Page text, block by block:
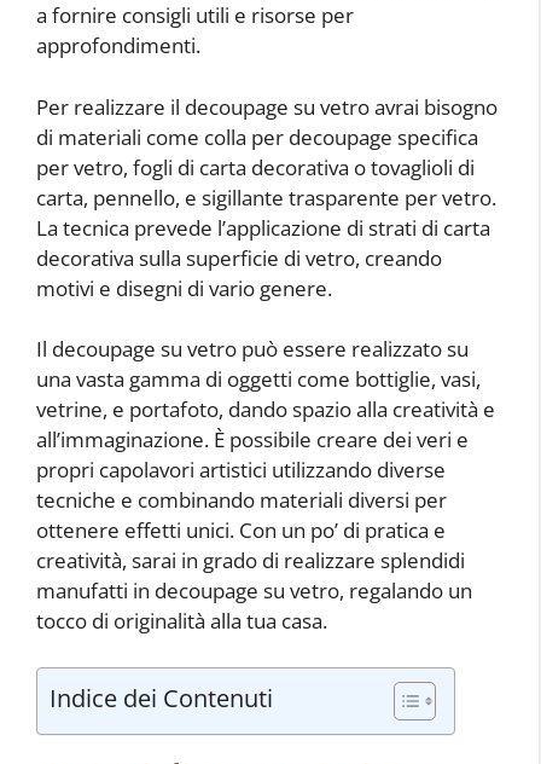
a fornire consigli utili e risorse per
approfondimenti.
Per realizzare il decoupage su vetro avrai bisogno
di materiali come colla per decoupage specifica
per vetro, fogli di carta decorativa o tovaglioli di
carta, pennello, e sigillante trasparente per vetro.
La tecnica prevede l’applicazione di strati di carta
decorativa sulla superficie di vetro, creando
motivi e disegni di vario genere.
Il decoupage su vetro può essere realizzato su
una vasta gamma di oggetti come bottiglie, vasi,
vetrine, e portafoto, dando spazio alla creatività e
all’immaginazione. È possibile creare dei veri e
propri capolavori artistici utilizzando diverse
tecniche e combinando materiali diversi per
ottenere effetti unici. Con un po’ di pratica e
creatività, sarai in grado di realizzare splendidi
manufatti in decoupage su vetro, regalando un
tocco di originalità alla tua casa.
Indice dei Contenuti